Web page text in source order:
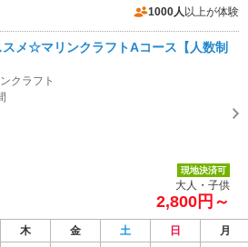
1000人 以上が体験
スメ☆マリンクラフトAコース【人数制
クラフト
現地決済可
大人・子供
2,800円～
木 金 土 日
月